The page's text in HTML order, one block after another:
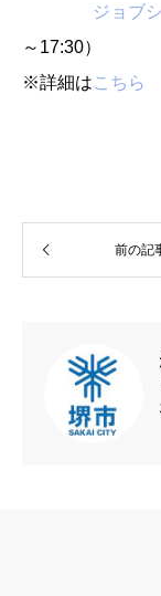
ジョブ
～17:30）
※詳細はこちら
前の記